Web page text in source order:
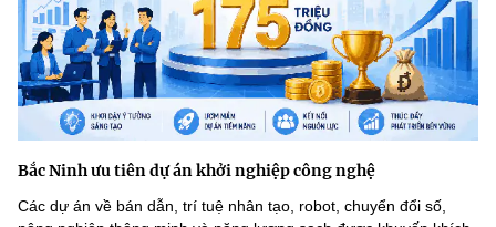
Bắc Ninh ưu tiên dự án khởi nghiệp công nghệ
Các dự án về bán dẫn, trí tuệ nhân tạo, robot, chuyển đổi số,